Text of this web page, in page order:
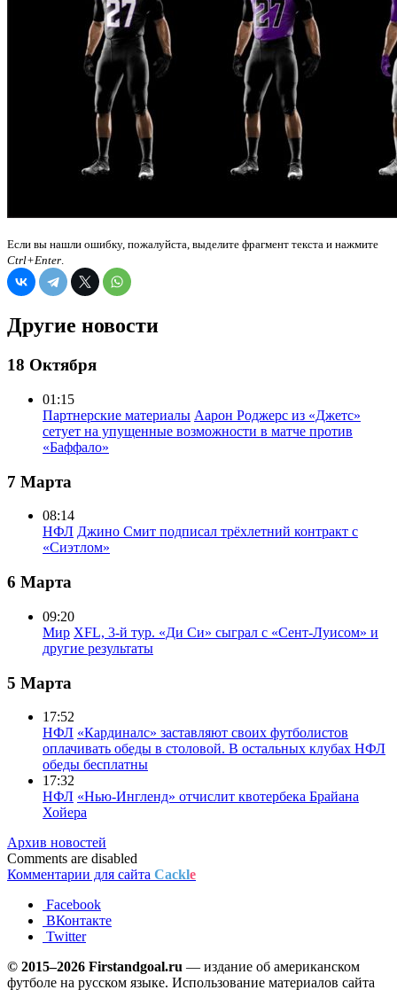
Если вы нашли ошибку, пожалуйста, выделите фрагмент текста и нажмите
Ctrl+Enter.
Другие новости
18 Октября
01:15
Партнерские материалы Аарон Роджерс из «Джетс»
сетует на упущенные возможности в матче против
«Баффало»
7 Марта
08:14
НФЛ Джино Смит подписал трёхлетний контракт с
«Сиэтлом»
6 Марта
09:20
Мир XFL, 3-й тур. «Ди Си» сыграл с «Сент-Луисом» и
другие результаты
5 Марта
17:52
НФЛ «Кардиналс» заставляют своих футболистов
оплачивать обеды в столовой. В остальных клубах НФЛ
обеды бесплатны
17:32
НФЛ «Нью-Ингленд» отчислит квотербека Брайана
Хойера
Архив новостей
Comments are disabled
Комментарии для сайта Cackle
Facebook
ВКонтакте
Twitter
© 2015–2026 Firstandgoal.ru — издание об американском
футболе на русском языке. Использование материалов cайта